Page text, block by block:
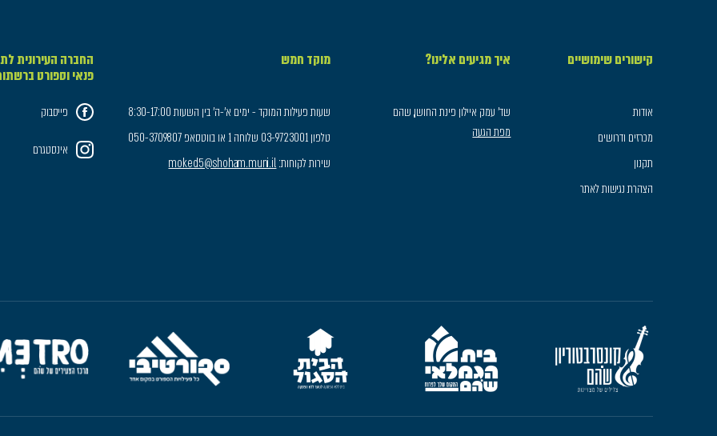
קישורים שימושיים
אודות
מכרזים ודרושים
תקנון
הצהרת נגישות לאתר
איך מגיעים אלינו?
שד׳ עמק איילון פינת החושן, שהם
מפת הגעה
מוקד חמש
שעות פעילות המוקד - ימים א'-ה' בין השעות 8:30-17:00
טלפון 03-9723001 שלוחה 1 או בווטסאפ 050-3709807
שירות לקוחות:moked5@shoham.muni.il
החברה העירונית
פנאי וספורט
פייסבוק
אינסטגרם